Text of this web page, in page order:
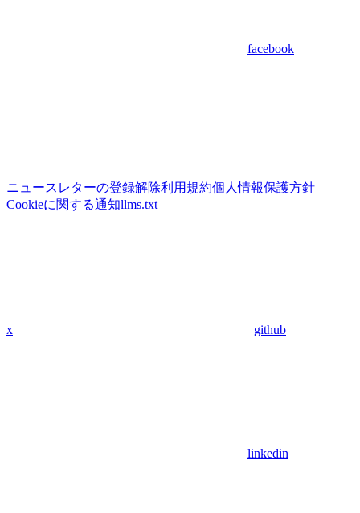
facebook
ニュースレターの登録解除利用規約個人情報保護方針
Cookieに関する通知llms.txt
x github
linkedin